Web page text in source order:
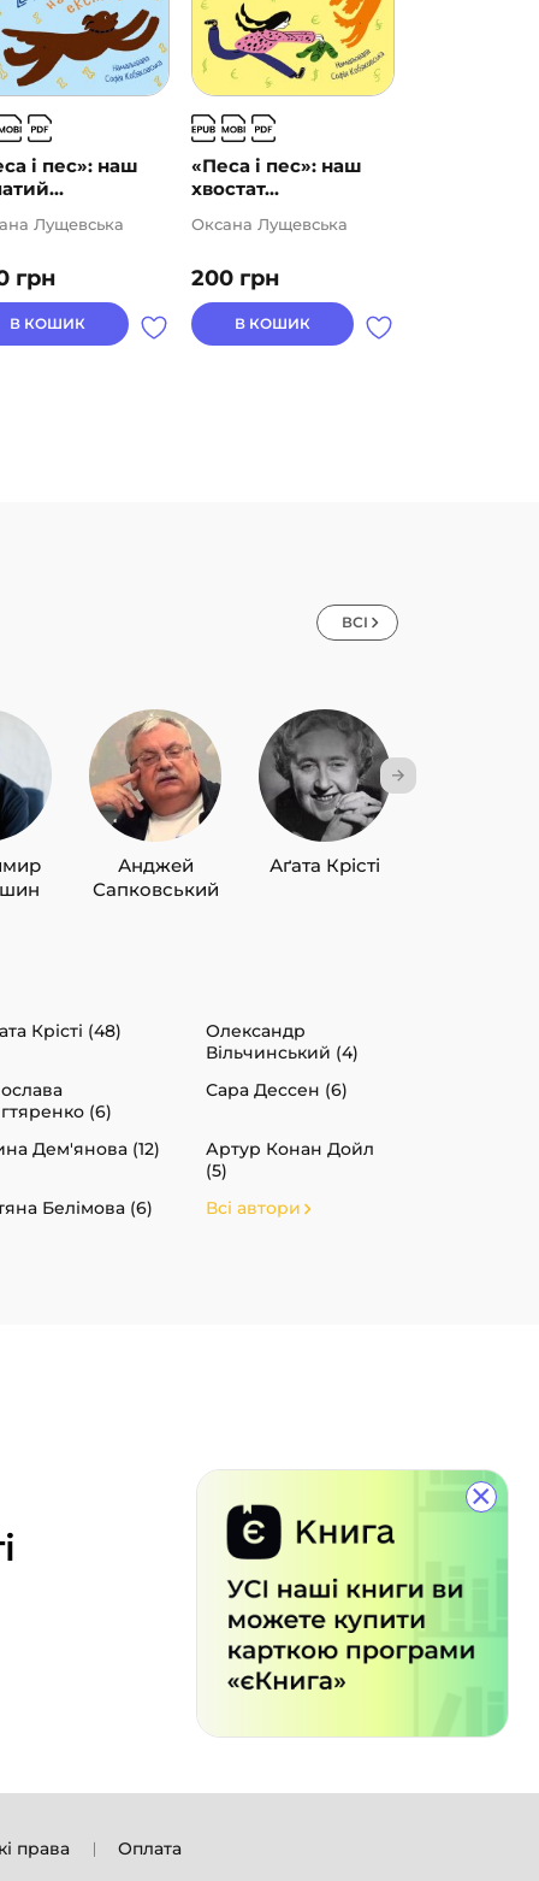
×
і пес»: наш
грн
Лущевська
В КОШИК
«Песа і пес»: наш
хвостат...
200 грн
Оксана Лущевська
В КОШИК
ВСІ
Анджей
Сапковський
Аґата Крісті
Крісті (48)
Олександр
Вільчинський (4)
(6)
Сара Дессен (6)
Дем'янова (12)
Артур Конан Дойл
(5)
Белімова (6)
Всі автори
права Оплата